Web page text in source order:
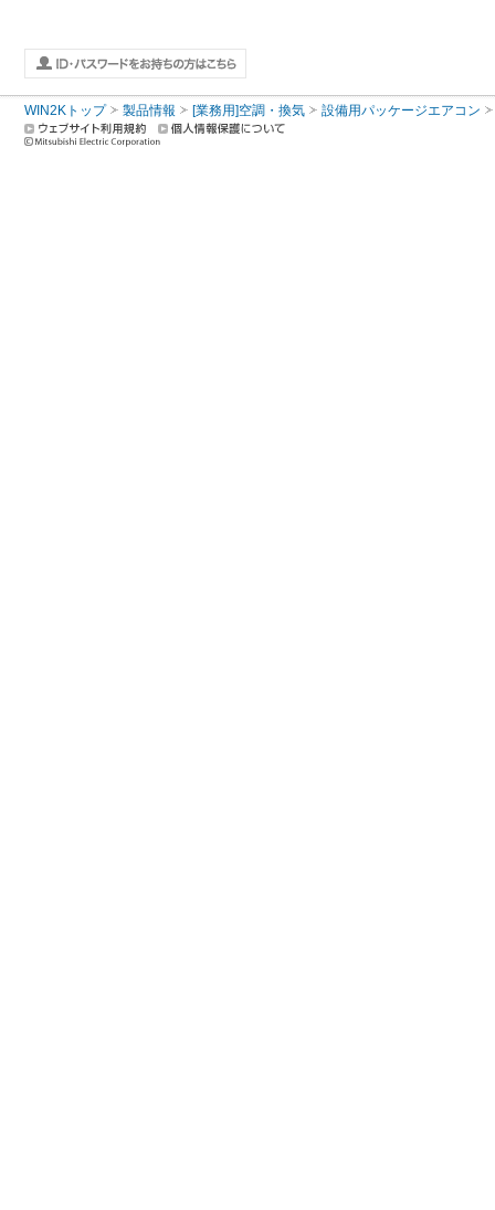
WIN2Kトップ 製品情報 [業務用]空調・換気 設備用パッケージエアコン